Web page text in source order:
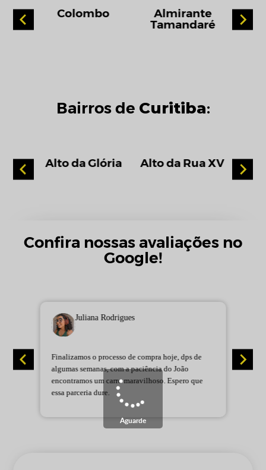
Colombo
Almirante
Tamandaré
Bairros de Curitiba:
Alto da Glória Alto da Rua XV
Confira nossas avaliações no
Google!
Juliana Rodrigues
Finalizamos o processo de compra hoje, dps de
algumas semanas, com a paciência do João
encontramos um carro maravilhoso. Espero que
essa parceria dure.
Aguarde